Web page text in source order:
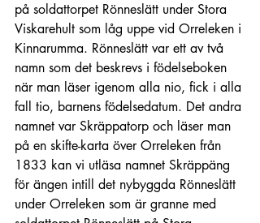
på soldattorpet Rönneslätt under Stora
Viskarehult som låg uppe vid Orreleken i
Kinnarumma. Rönneslätt var ett av två
namn som det beskrevs i födelseboken
när man läser igenom alla nio, fick i alla
fall tio, barnens födelsedatum. Det andra
namnet var Skräppatorp och läser man
på en skifte-karta över Orreleken från
1833 kan vi utläsa namnet Skräppäng
för ängen intill det nybyggda Rönneslätt
under Orreleken som är granne med